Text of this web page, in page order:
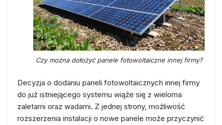
Czy można dołożyć panele fotowoltaiczne innej firmy?
Decyzja o dodaniu paneli fotowoltaicznych innej firmy
do już istniejącego systemu wiąże się z wieloma
zaletami oraz wadami. Z jednej strony, możliwość
rozszerzenia instalacji o nowe panele może przyczynić